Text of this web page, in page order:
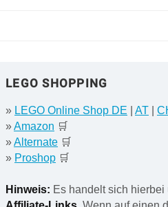
LEGO SHOPPING
» LEGO Online Shop DE AT|
»Amazon 🛒
»Alternate🛒
» Proshop🛒
Hinweis: Es handelt sich hierbei